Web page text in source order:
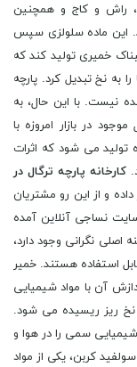
راش و کاج و همچنین
این ماده سلولزی سپس
خمیری تولید کند که
نخ تبدیل کرد. پارچه
نیست. با این حال، به
در بازار امروزه با
تولید می ‌شود که اثرات
کارخانه پارچه ترگال در
و از این رو مشتریان
نساجی آنلاین آمده
اصلی نگرانی وجود دارد،
استفاده هستند. خمیر
آن با مواد شیمیایی
ریز ریسیده می‌ شود.
سمی را در هوا و
کربن، یکی از مواد